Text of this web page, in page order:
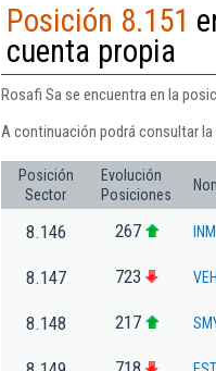
Posición 8.151
cuenta propia
Rosafi Sa se encuentra en la
A continuación podrá consultar
Posición
Sector
Evolución
Posiciones
8.146 267
8.147 723
8.148 217